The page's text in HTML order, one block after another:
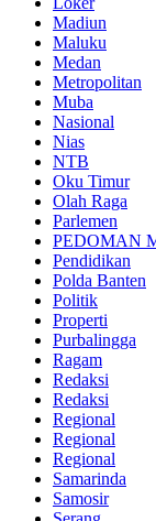
Madiun
Maluku
Medan
Metropolitan
Muba
Nasional
Nias
NTB
Oku Timur
Olah Raga
Parlemen
PEDOMAN
Pendidikan
Polda Banten
Politik
Properti
Purbalingga
Ragam
Redaksi
Redaksi
Regional
Regional
Regional
Samarinda
Samosir